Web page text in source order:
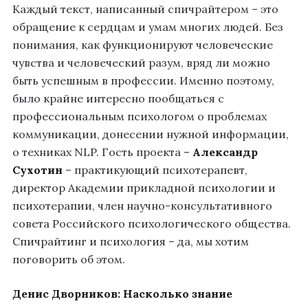
Каждый текст, написанный спичрайтером – это
обращение к сердцам и умам многих людей. Без
понимания, как функционируют человеческие
чувства и человеческий разум, вряд ли можно
быть успешным в профессии. Именно поэтому,
было крайне интересно пообщаться с
профессиональным психологом о проблемах
коммуникации, донесении нужной информации,
о техниках NLP. Гость проекта – Александр
Сухотин – практикующий психотерапевт,
директор Академии прикладной психологии и
психотерапии, член научно-консультативного
совета Российского психологического общества.
Спичрайтинг и психология – да, мы хотим
поговорить об этом.
Денис Дворников: Насколько знание